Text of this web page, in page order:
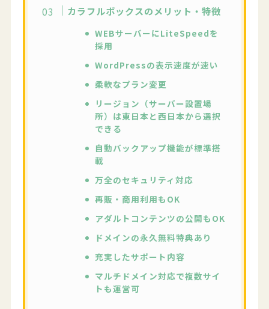
カラフルボックスのメリット・特徴
WEBサーバーにLiteSpeedを
採用
WordPressの表示速度が速い
柔軟なプラン変更
リージョン（サーバー設置場
所）は東日本と西日本から選択
できる
自動バックアップ機能が標準搭
載
万全のセキュリティ対応
再販・商用利用もOK
アダルトコンテンツの公開もOK
ドメインの永久無料特典あり
充実したサポート内容
マルチドメイン対応で複数サイ
トも運営可